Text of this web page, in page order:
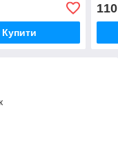
Купити
110